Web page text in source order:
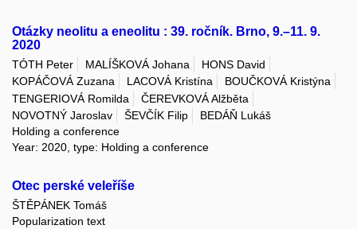
Otázky neolitu a eneolitu : 39. ročník. Brno, 9.–11. 9.
2020
TÓTH Peter MALÍŠKOVÁ Johana
HONS David
KOPÁČOVÁ Zuzana
LACOVÁ Kristína
BOUČKOVÁ Kristýna
TENGERIOVÁ Romilda
ČEREVKOVÁ Alžběta
NOVOTNÝ Jaroslav
ŠEVČÍK Filip
BEDÁŇ Lukáš
Holding a conference
Year: 2020, type: Holding a conference
Otec perské veleříše
ŠTĚPÁNEK Tomáš
Popularization text